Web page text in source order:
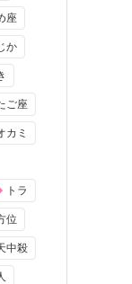
座
か
ご座
カミ
トラ
位
中殺